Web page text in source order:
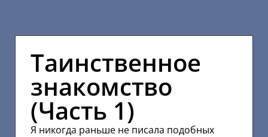
Таинственное
знакомство
(Часть 1)
Я никогда раньше не писала подобных